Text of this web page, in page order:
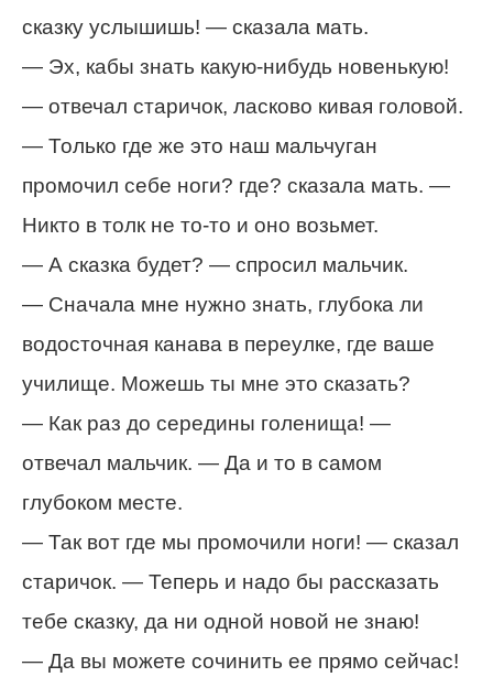
сказку услышишь! — сказала мать.
— Эх, кабы знать какую-нибудь новенькую!
— отвечал старичок, ласково кивая головой.
— Только где же это наш мальчуган
промочил себе ноги? где? сказала мать. —
Никто в толк не то-то и оно возьмет.
— А сказка будет? — спросил мальчик.
— Сначала мне нужно знать, глубока ли
водосточная канава в переулке, где ваше
училище. Можешь ты мне это сказать?
— Как раз до середины голенища! —
отвечал мальчик. — Да и то в самом
глубоком месте.
— Так вот где мы промочили ноги! — сказал
старичок. — Теперь и надо бы рассказать
тебе сказку, да ни одной новой не знаю!
— Да вы можете сочинить ее прямо сейчас!